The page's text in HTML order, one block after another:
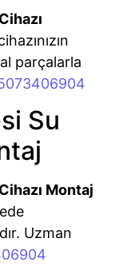
parçalarla
Su
Montaj
Uzman